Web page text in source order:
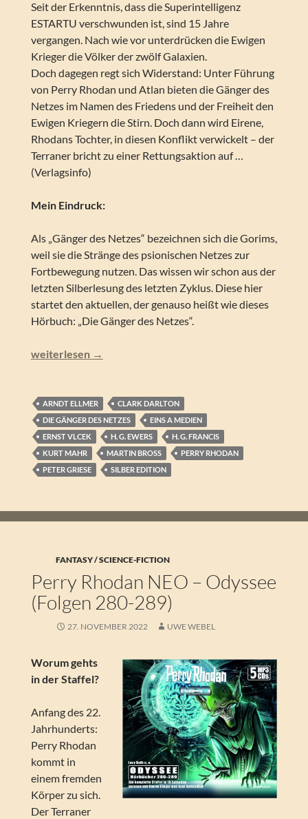
Seit der Erkenntnis, dass die Superintelligenz
ESTARTU verschwunden ist, sind 15 Jahre
vergangen. Nach wie vor unterdrücken die Ewigen
Krieger die Völker der zwölf Galaxien.
Doch dagegen regt sich Widerstand: Unter Führung
von Perry Rhodan und Atlan bieten die Gänger des
Netzes im Namen des Friedens und der Freiheit den
Ewigen Kriegern die Stirn. Doch dann wird Eirene,
Rhodans Tochter, in diesen Konflikt verwickelt – der
Terraner bricht zu einer Rettungsaktion auf …
(Verlagsinfo)
Mein Eindruck:
Als „Gänger des Netzes“ bezeichnen sich die Gorims,
weil sie die Stränge des psionischen Netzes zur
Fortbewegung nutzen. Das wissen wir schon aus der
letzten Silberlesung des letzten Zyklus. Diese hier
startet den aktuellen, der genauso heißt wie dieses
Hörbuch: „Die Gänger des Netzes“.
Perry Rhodan – Die Gänger des Netzes (Silber Edition
weiterlesen →
ARNDT ELLMER
CLARK DARLTON
DIE GÄNGER DES NETZES
EINS A MEDIEN
ERNST VLCEK
H. G. EWERS
H. G. FRANCIS
KURT MAHR
MARTIN BROSS
PERRY RHODAN
PETER GRIESE
SILBER EDITION
FANTASY / SCIENCE-FICTION
Perry Rhodan NEO – Odyssee
(Folgen 280-289)
27. NOVEMBER 2022 UWE WEBEL
Worum gehts
in der Staffel?
Anfang des 22.
Jahrhunderts:
Perry Rhodan
kommt in
einem fremden
Körper zu sich.
Der Terraner